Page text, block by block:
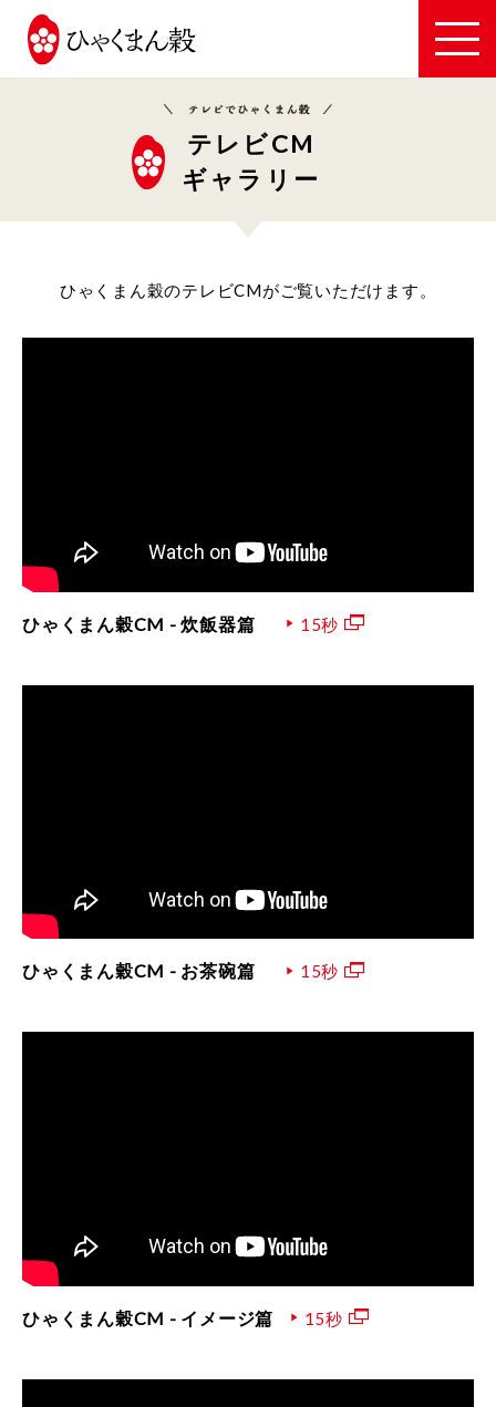
JA
全
農
い
し
か
わ
テレビCM
ギャラリー
ひゃくまん穀のテレビCMがご覧いただけます。
ひゃくまん穀CM - 炊飯器篇 15秒
ひゃくまん穀CM - お茶碗篇 15秒
ひゃくまん穀CM - イメージ篇 15秒